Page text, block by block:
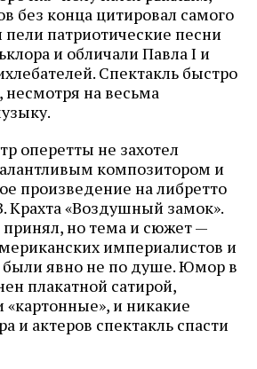
без конца цитировал самого
пели патриотические песни
и обличали Павла I и
Спектакль быстро
на весьма
оперетты не захотел
композитором и
произведение на либретто
Крахта «Воздушный замок».
но тема и сюжет —
империалистов и
были явно не по душе. Юмор в
плакатной сатирой,
и никакие
и актеров спектакль спасти